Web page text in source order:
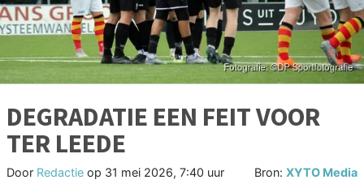
DEGRADATIE EEN FEIT VOOR
TER LEEDE
Door Redactie op 31 mei 2026, 7:40 uur Bron: XYTO Media